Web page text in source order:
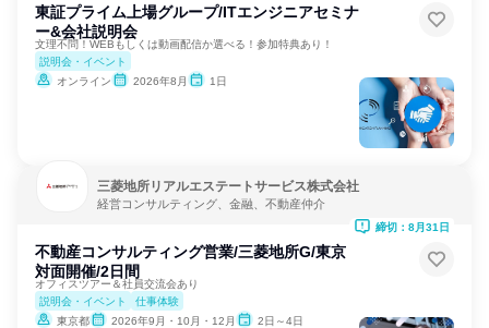
東証プライム上場グループ/ITエンジニアセミナ
ー&会社説明会
文理不問！WEBもしくは動画配信か選べる！参加特典あり！
説明会・イベント
オンライン
2026年8月 1日
三菱地所リアルエステートサービス株式会社
経営コンサルティング、金融、不動産仲介
不動産コンサルティング営業/三菱地所G/東京
対面開催/2日間
オフィスツアー＆社員交流会あり
説明会・イベント
仕事体験
東京都
2026年9月・10月・12月 2日～4日
締切：8月31日